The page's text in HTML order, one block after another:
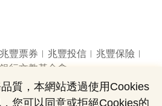
兆豐票券 兆豐投信
兆豐保險
行文教基金會
質，本網站透過使用Cookies
您可以同意或拒絕Cookies的